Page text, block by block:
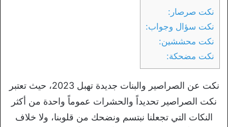
نكت صرصار:
نكت سؤال وجواب:
نكت محششين:
نكت مضحكة:
نكت عن الصراصير والبنات جديدة تهبل 2023، حيث تعتبر
نكت الصراصير تحديداً والحشرات عموماً واحدة من أكثر
النكات التي تجعلنا نبتسم ونضحك من قلوبنا، ولا خلاف